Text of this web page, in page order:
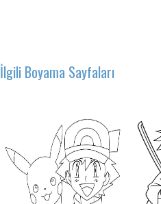
İlgili Boyama Sayfaları